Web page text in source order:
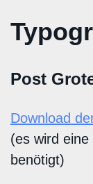
Post
Download
(es wird
benötigt)